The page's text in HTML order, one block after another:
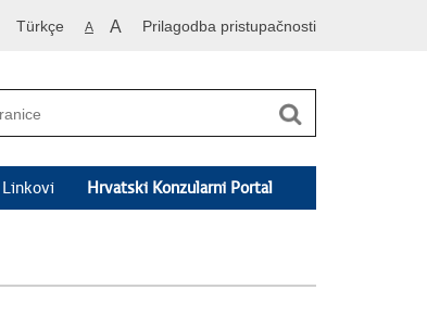
Türkçe A A Prilagodba pristupačnosti
Linkovi Hrvatski Konzularni Portal